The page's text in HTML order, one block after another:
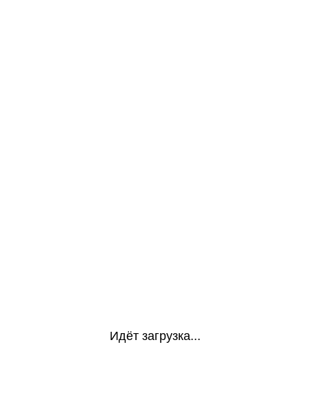
Идёт загрузка...